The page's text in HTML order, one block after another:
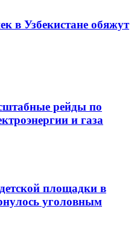
в Узбекистане обяжут
рейды по
и газа
площадки в
уголовным